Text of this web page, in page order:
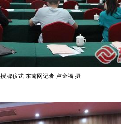
授牌仪式 东南网记者 卢金福 摄